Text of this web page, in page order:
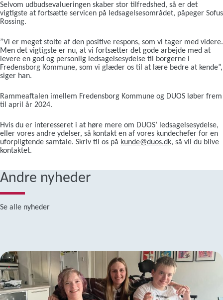
Selvom udbudsevalueringen skaber stor tilfredshed, så er det
vigtigste at fortsætte servicen på ledsagelsesområdet, påpeger Sofus
Rossing.
”Vi er meget stolte af den positive respons, som vi tager med videre.
Men det vigtigste er nu, at vi fortsætter det gode arbejde med at
levere en god og personlig ledsagelsesydelse til borgerne i
Fredensborg Kommune, som vi glæder os til at lære bedre at kende”,
siger han.
Rammeaftalen imellem Fredensborg Kommune og DUOS løber frem
til april år 2024.
Hvis du er interesseret i at høre mere om DUOS’ ledsagelsesydelse,
eller vores andre ydelser, så kontakt en af vores kundechefer for en
uforpligtende samtale. Skriv til os på kunde@duos.dk, så vil du blive
kontaktet.
Andre nyheder
Se alle nyheder